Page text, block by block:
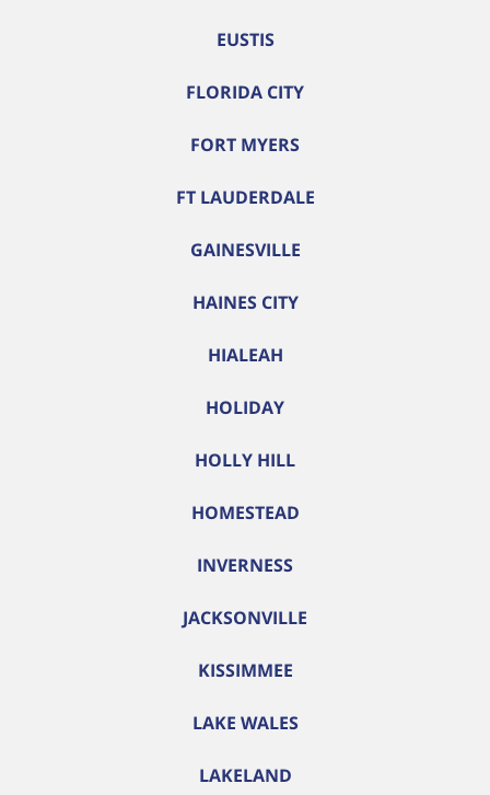
EUSTIS
FLORIDA CITY
FORT MYERS
FT LAUDERDALE
GAINESVILLE
HAINES CITY
HIALEAH
HOLIDAY
HOLLY HILL
HOMESTEAD
INVERNESS
JACKSONVILLE
KISSIMMEE
LAKE WALES
LAKELAND